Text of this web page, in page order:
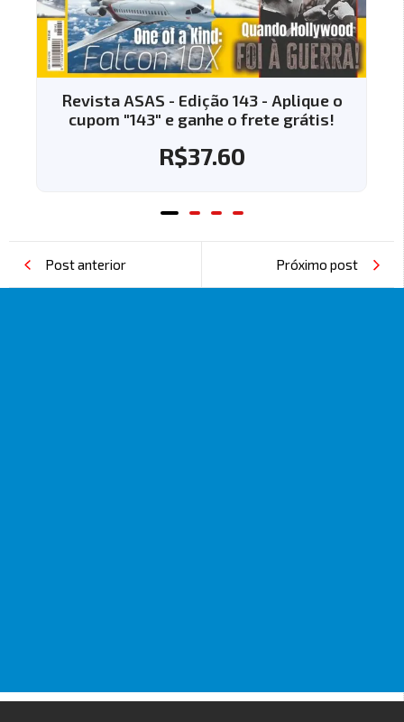
Revista ASAS - Edição 143 - Aplique o
cupom "143" e ganhe o frete grátis!
R$37.60
Post anterior Próximo post